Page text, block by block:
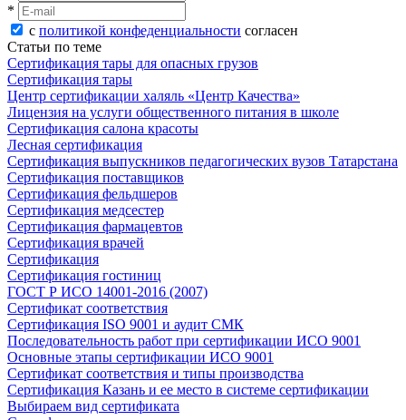
*
с политикой конфеденциальности согласен
Статьи по теме
Сертификация тары для опасных грузов
Сертификация тары
Центр сертификации халяль «Центр Качества»
Лицензия на услуги общественного питания в школе
Сертификация салона красоты
Лесная сертификация
Сертификация выпускников педагогических вузов Татарстана
Сертификация поставщиков
Сертификация фельдшеров
Сертификация медсестер
Сертификация фармацевтов
Сертификация врачей
Сертификация
Сертификация гостиниц
ГОСТ Р ИСО 14001-2016 (2007)
Сертификат соответствия
Сертификация ISO 9001 и аудит СМК
Последовательность работ при сертификации ИСО 9001
Основные этапы сертификации ИСО 9001
Сертификат соответствия и типы производства
Сертификация Казань и ее место в системе сертификации
Выбираем вид сертификата